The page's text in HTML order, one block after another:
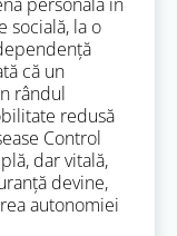
socială, la o
că un
rândul
redusă
Control
dar vitală,
devine,
autonomiei